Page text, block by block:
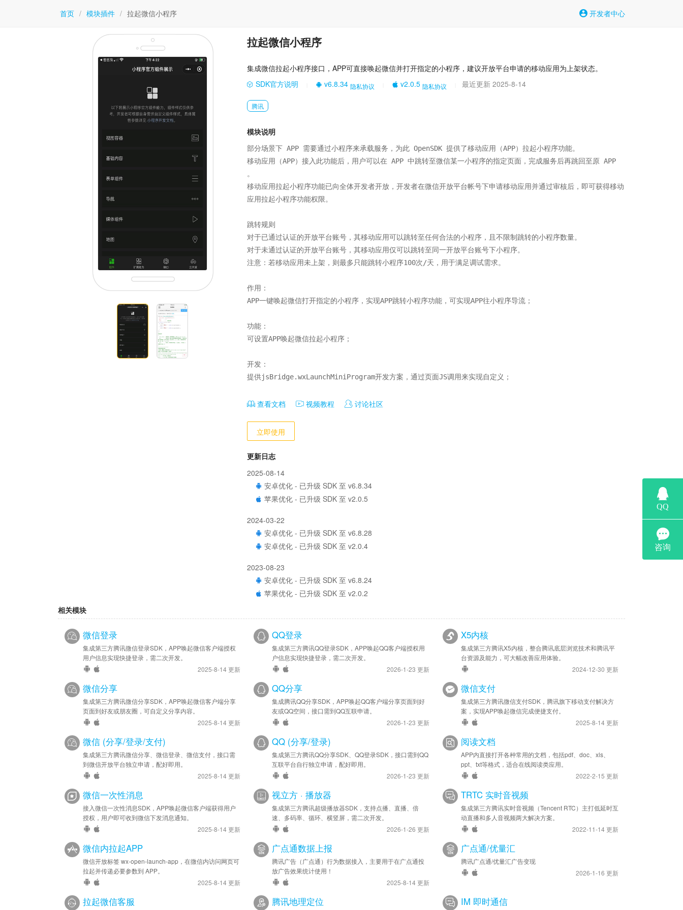
首页 / 模块插件 / 拉起微信小程序 开发者中心
拉起微信小程序
集成微信拉起小程序接口，APP可直接唤起微信并打开指定的小程序，建议开放平台申请的移动应用为上架状态。
SDK官方说明
v6.8.34 隐私协议 v2.0.5 隐私协议 最近更新 2025-8-14
腾讯
模块说明
部分场景下 APP 需要通过小程序来承载服务，为此 OpenSDK 提供了移动应用（APP）拉起小程序功能。
移动应用（APP）接入此功能后，用户可以在 APP 中跳转至微信某一小程序的指定页面，完成服务后再跳回至原 APP
。
移动应用拉起小程序功能已向全体开发者开放，开发者在微信开放平台帐号下申请移动应用并通过审核后，即可获得移动
应用拉起小程序功能权限。
跳转规则
对于已通过认证的开放平台账号，其移动应用可以跳转至任何合法的小程序，且不限制跳转的小程序数量。
对于未通过认证的开放平台账号，其移动应用仅可以跳转至同一开放平台账号下小程序。
注意：若移动应用未上架，则最多只能跳转小程序100次/天，用于满足调试需求。
作用：
APP一键唤起微信打开指定的小程序，实现APP跳转小程序功能，可实现APP往小程序导流；
功能：
可设置APP唤起微信拉起小程序；
开发：
提供jsBridge.wxLaunchMiniProgram开发方案，通过页面JS调用来实现自定义；
查看文档 视频教程 讨论社区
立即使用
更新日志
2025-08-14
安卓优化 - 已升级 SDK 至 v6.8.34
苹果优化 - 已升级 SDK 至 v2.0.5
2024-03-22
安卓优化 - 已升级 SDK 至 v6.8.28
安卓优化 - 已升级 SDK 至 v2.0.4
2023-08-23
安卓优化 - 已升级 SDK 至 v6.8.24
苹果优化 - 已升级 SDK 至 v2.0.2
安卓优化 - 已升级 SDK 至 v6.8.9
苹果优化 - 已升级 SDK 至 v2.0.0
2021-11-10
安卓优化 - 已升级 SDK 至 v6.8.0
相关模块
微信登录
集成第三方腾讯微信登录SDK，APP唤起微信客户端授权
用户信息实现快捷登录，需二次开发。
2025-8-14 更新
QQ登录
集成第三方腾讯QQ登录SDK，APP唤起QQ客户端授权用
户信息实现快捷登录，需二次开发。
2026-1-23 更新
X5内核
集成第三方腾讯X5内核，整合腾讯底层浏览技术和腾讯平
台资源及能力，可大幅改善应用体验。
2024-12-30 更新
微信分享
集成第三方腾讯微信分享SDK，APP唤起微信客户端分享
页面到好友或朋友圈，可自定义分享内容。
2025-8-14 更新
QQ分享
集成腾讯QQ分享SDK，APP唤起QQ客户端分享页面到好
友或QQ空间，接口需到QQ互联申请。
2026-1-23 更新
微信支付
集成第三方腾讯微信支付SDK，腾讯旗下移动支付解决方
案，实现APP唤起微信完成便捷支付。
2025-8-14 更新
微信 (分享/登录/支付)
集成第三方腾讯微信分享、微信登录、微信支付，接口需
到微信开放平台独立申请，配好即用。
2025-8-14 更新
QQ (分享/登录)
集成第三方腾讯QQ分享SDK、QQ登录SDK，接口需到QQ
互联平台自行独立申请，配好即用。
2026-1-23 更新
阅读文档
APP内直接打开各种常用的文档，包括pdf、doc、xls、
ppt、txt等格式，适合在线阅读类应用。
2022-2-15 更新
微信一次性消息
接入微信一次性消息SDK，APP唤起微信客户端获得用户
授权，用户即可收到微信下发消息通知。
2025-8-14 更新
视立方 · 播放器
集成第三方腾讯超级播放器SDK，支持点播、直播、倍
速、多码率、循环、横竖屏，需二次开发。
2026-1-26 更新
TRTC 实时音视频
集成第三方腾讯实时音视频（Tencent RTC）主打低延时互
动直播和多人音视频两大解决方案。
2022-11-14 更新
微信内拉起APP
微信开放标签 wx-open-launch-app，在微信内访问网页可
拉起并传递必要参数到 APP。
2025-8-14 更新
广点通数据上报
腾讯广告（广点通）行为数据接入，主要用于在广点通投
放广告效果统计使用！
2025-8-14 更新
广点通/优量汇
腾讯广点通/优量汇广告变现
2026-1-16 更新
拉起微信客服 腾讯地理定位 IM 即时通信